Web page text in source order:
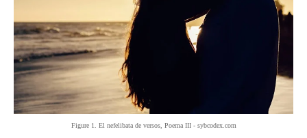
Figure 1. El nefelibata de versos, Poema III - sybcodex.com